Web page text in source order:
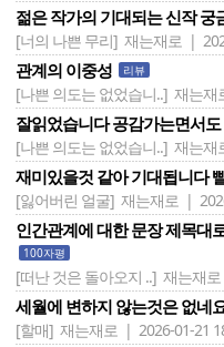
젊은 작가의 기대되는 신작 궁
[너의 나쁜 무리] 재는재로 |
관계의 이중성 리뷰
[나쁜 의도는 없었습니..] 재는재
잘읽었습니다 공감가는면서
[나쁜 의도는 없었습니..] 재는재
재미있을것 같아 기대됩니다
[잃어버린 얼굴] 재는재로 |
인간관계에 대한 문장 제목대
100자평
[떠난 것은 돌아오지 ..] 재는재
세월에 변하지 않는것은 없네
[할매] 재는재로 | 2026-01-21